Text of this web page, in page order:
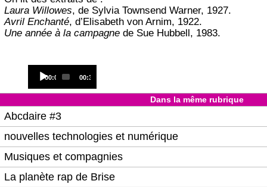
Laura Willowes, de Sylvia Townsend Warner, 1927.
Avril Enchanté, d’Elisabeth von Arnim, 1922.
Une année à la campagnede Sue Hubbell, 1983.
Player
Current
00:00
Total
00:33
Dans la même rubrique
Abcdaire #3
nouvelles technologies et numérique
Musiques et compagnies
La planète rap de Brise